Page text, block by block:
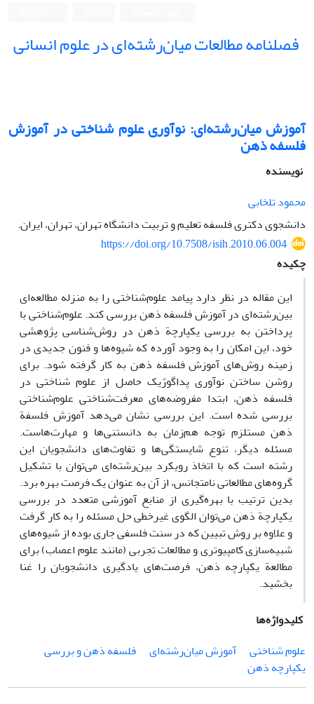
فصلنامه مطالعات میان‌رشته‌ای در علوم انسانی
آموزش میان‌رشته‌ای: نوآوری علوم شناختی در آموزش
فلسفه ذهن
نویسنده
محمود تلخابی
دانشجوی دکتری فلسفه تعلیم و تربیت دانشگاه تهران، تهران،‌ ایران.
https://doi.org/10.7508/isih.2010.06.004
چکیده
این مقاله در نظر دارد پیامد علوم‌شناختی را به منزله مطالعه‌ای
بین‌رشته‌ای در آموزش فلسفه ذهن بررسی کند. علوم‌شناختی با
پرداختن به بررسی یکپارچة ذهن در روش‌شناسی پژوهشی
خود، این امکان را به وجود آورده که شیوه‌ها و فنون جدیدی در
زمینه روش‌های آموزش فلسفه ذهن به کار گرفته شود. برای
روشن ساختن نوآوری پداگوژیک حاصل از علوم شناختی در
فلسفه ذهن، ابتدا مفروضه‌های معرفت‌شناختی علوم‌شناختی
بررسی شده است. این بررسی نشان می‌دهد آموزش فلسفة
ذهن مستلزم توجه هم‌زمان به دانستنی‌ها و مهارت‌هاست.
مسئله دیگر، تنوع شایستگی‌ها و تفاوت‌های دانشجویان این
رشته است که با اتخاذ رویکرد بین‌رشته‌ای می‌توان با تشکیل
گروه‌های مطالعاتی نامتجانس، از آن به عنوان یک فرصت بهره برد.
بدین ترتیب با بهره‌گیری از منابع آموزشی متعدد در بررسی
یکپارچة ذهن می‌توان الگوی غیرخطی حل مسئله را به کار گرفت
و علاوه بر روش تبیین که در سنت فلسفی جاری بوده از شیوه‌های
شبیه‌سازی کامپیوتری و مطالعات تجربی (مانند علوم اعصاب) برای
مطالعة یکپارچه ذهن، فرصت‌های یادگیری دانشجویان را غنا
بخشید.
کلیدواژه‌ها
علوم شناختی
آموزش میان‌رشته‌ای
فلسفه ذهن و بررسی
یکپارچه ذهن